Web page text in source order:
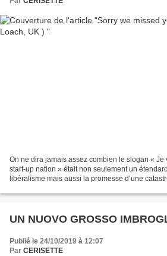
On ne dira jamais assez combien le slogan « Je
start-up nation » était non seulement un
libéralisme mais aussi la promesse d’une
Publié le 24/10/2019 à 12:07
Par CERISETTE